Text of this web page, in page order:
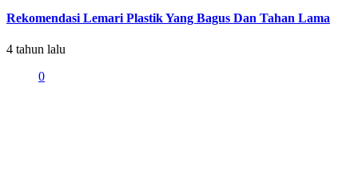
Rekomendasi Lemari Plastik Yang Bagus Dan Tahan Lama
4 tahun lalu
0